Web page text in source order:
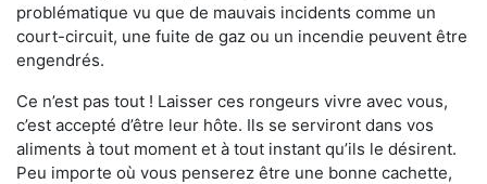
problématique vu que de mauvais incidents comme un
court-circuit, une fuite de gaz ou un incendie peuvent être
engendrés.
Ce n’est pas tout ! Laisser ces rongeurs vivre avec vous,
c’est accepté d’être leur hôte. Ils se serviront dans vos
aliments à tout moment et à tout instant qu’ils le désirent.
Peu importe où vous penserez être une bonne cachette,